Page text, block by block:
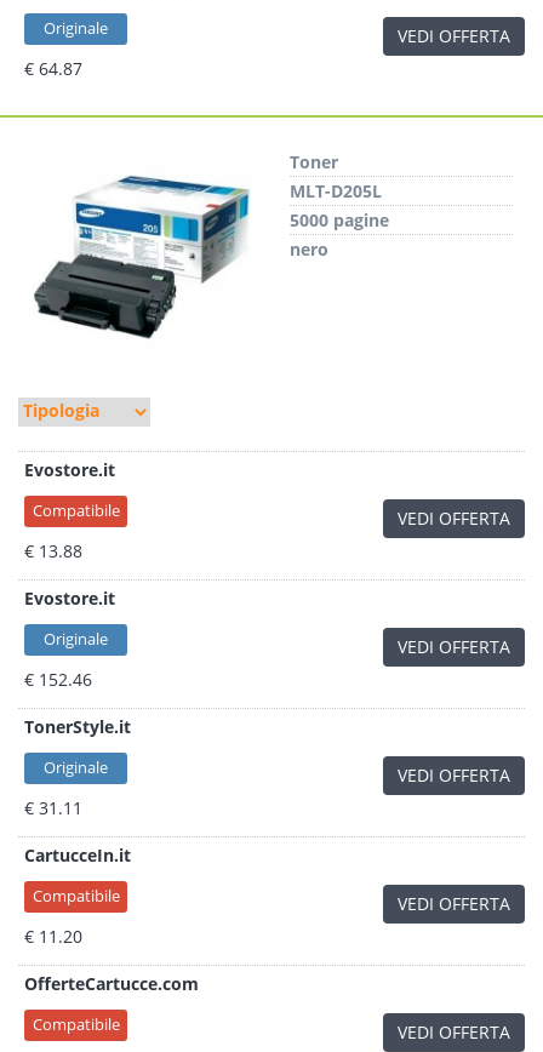
Originale
€ 64.87
VEDI OFFERTA
Toner
MLT-D205L
5000 pagine
nero
Evostore.it
Compatibile
€ 13.88
VEDI OFFERTA
Evostore.it
Originale
€ 152.46
VEDI OFFERTA
TonerStyle.it
Originale
€ 31.11
VEDI OFFERTA
CartucceIn.it
Compatibile
€ 11.20
VEDI OFFERTA
OfferteCartucce.com
Compatibile VEDI OFFERTA